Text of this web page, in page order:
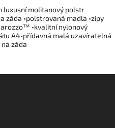
luxusní molitanový polstr
záda •polstrovaná madla •zipy
•kvalitní nylonový
A4•přídavná malá uzavíratelná
záda